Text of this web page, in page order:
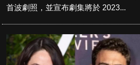
首波劇照，並宣布劇集將於 2023...